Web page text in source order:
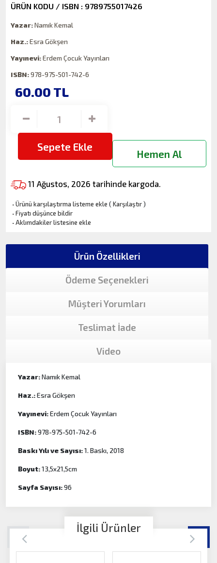
ÜRÜN KODU / ISBN : 9789755017426
Yazar:Namık Kemal
Haz.:Esra Gökşen
Yayınevi:Erdem Çocuk Yayınları
ISBN:978-975-501-742-6
60.00 TL
Sepete Ekle
Hemen Al
11 Ağustos, 2026 tarihinde kargoda.
·Ürünü karşılaştırma listeme ekle (Karşılaştır)
·Fiyatı düşünce bildir
·Aklımdakiler listesine ekle
Ürün Özellikleri
Ödeme Seçenekleri
Müşteri Yorumları
Teslimat İade
Video
Yazar:Namık Kemal
Haz.:Esra Gökşen
Yayınevi:Erdem Çocuk Yayınları
ISBN:978-975-501-742-6
Baskı Yılı ve Sayısı:1. Baskı, 2018
Boyut:13,5x21,5cm
Sayfa Sayısı:96
İlgili Ürünler